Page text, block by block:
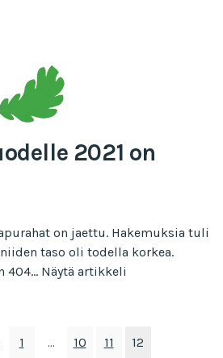
2021 on
on jaettu. Hakemuksia tuli
taso oli todella korkea.
404... Näytä artikkeli
1 … 10 11 12